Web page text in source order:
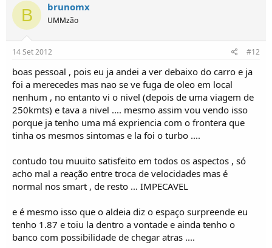
B brunomx
UMMzão
14 Set 2012 #12
boas pessoal , pois eu ja andei a ver debaixo do carro e ja
foi a merecedes mas nao se ve fuga de oleo em local
nenhum , no entanto vi o nivel (depois de uma viagem de
250kmts) e tava a nivel .... mesmo assim vou vendo isso
porque ja tenho uma má expriencia com o frontera que
tinha os mesmos sintomas e la foi o turbo ....
contudo tou muuito satisfeito em todos os aspectos , só
acho mal a reação entre troca de velocidades mas é
normal nos smart , de resto ... IMPECAVEL
e é mesmo isso que o aldeia diz o espaço surpreende eu
tenho 1.87 e toiu la dentro a vontade e ainda tenho o
banco com possibilidade de chegar atras ....